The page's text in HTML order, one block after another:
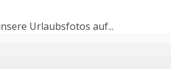
Urlaubsfotos auf...